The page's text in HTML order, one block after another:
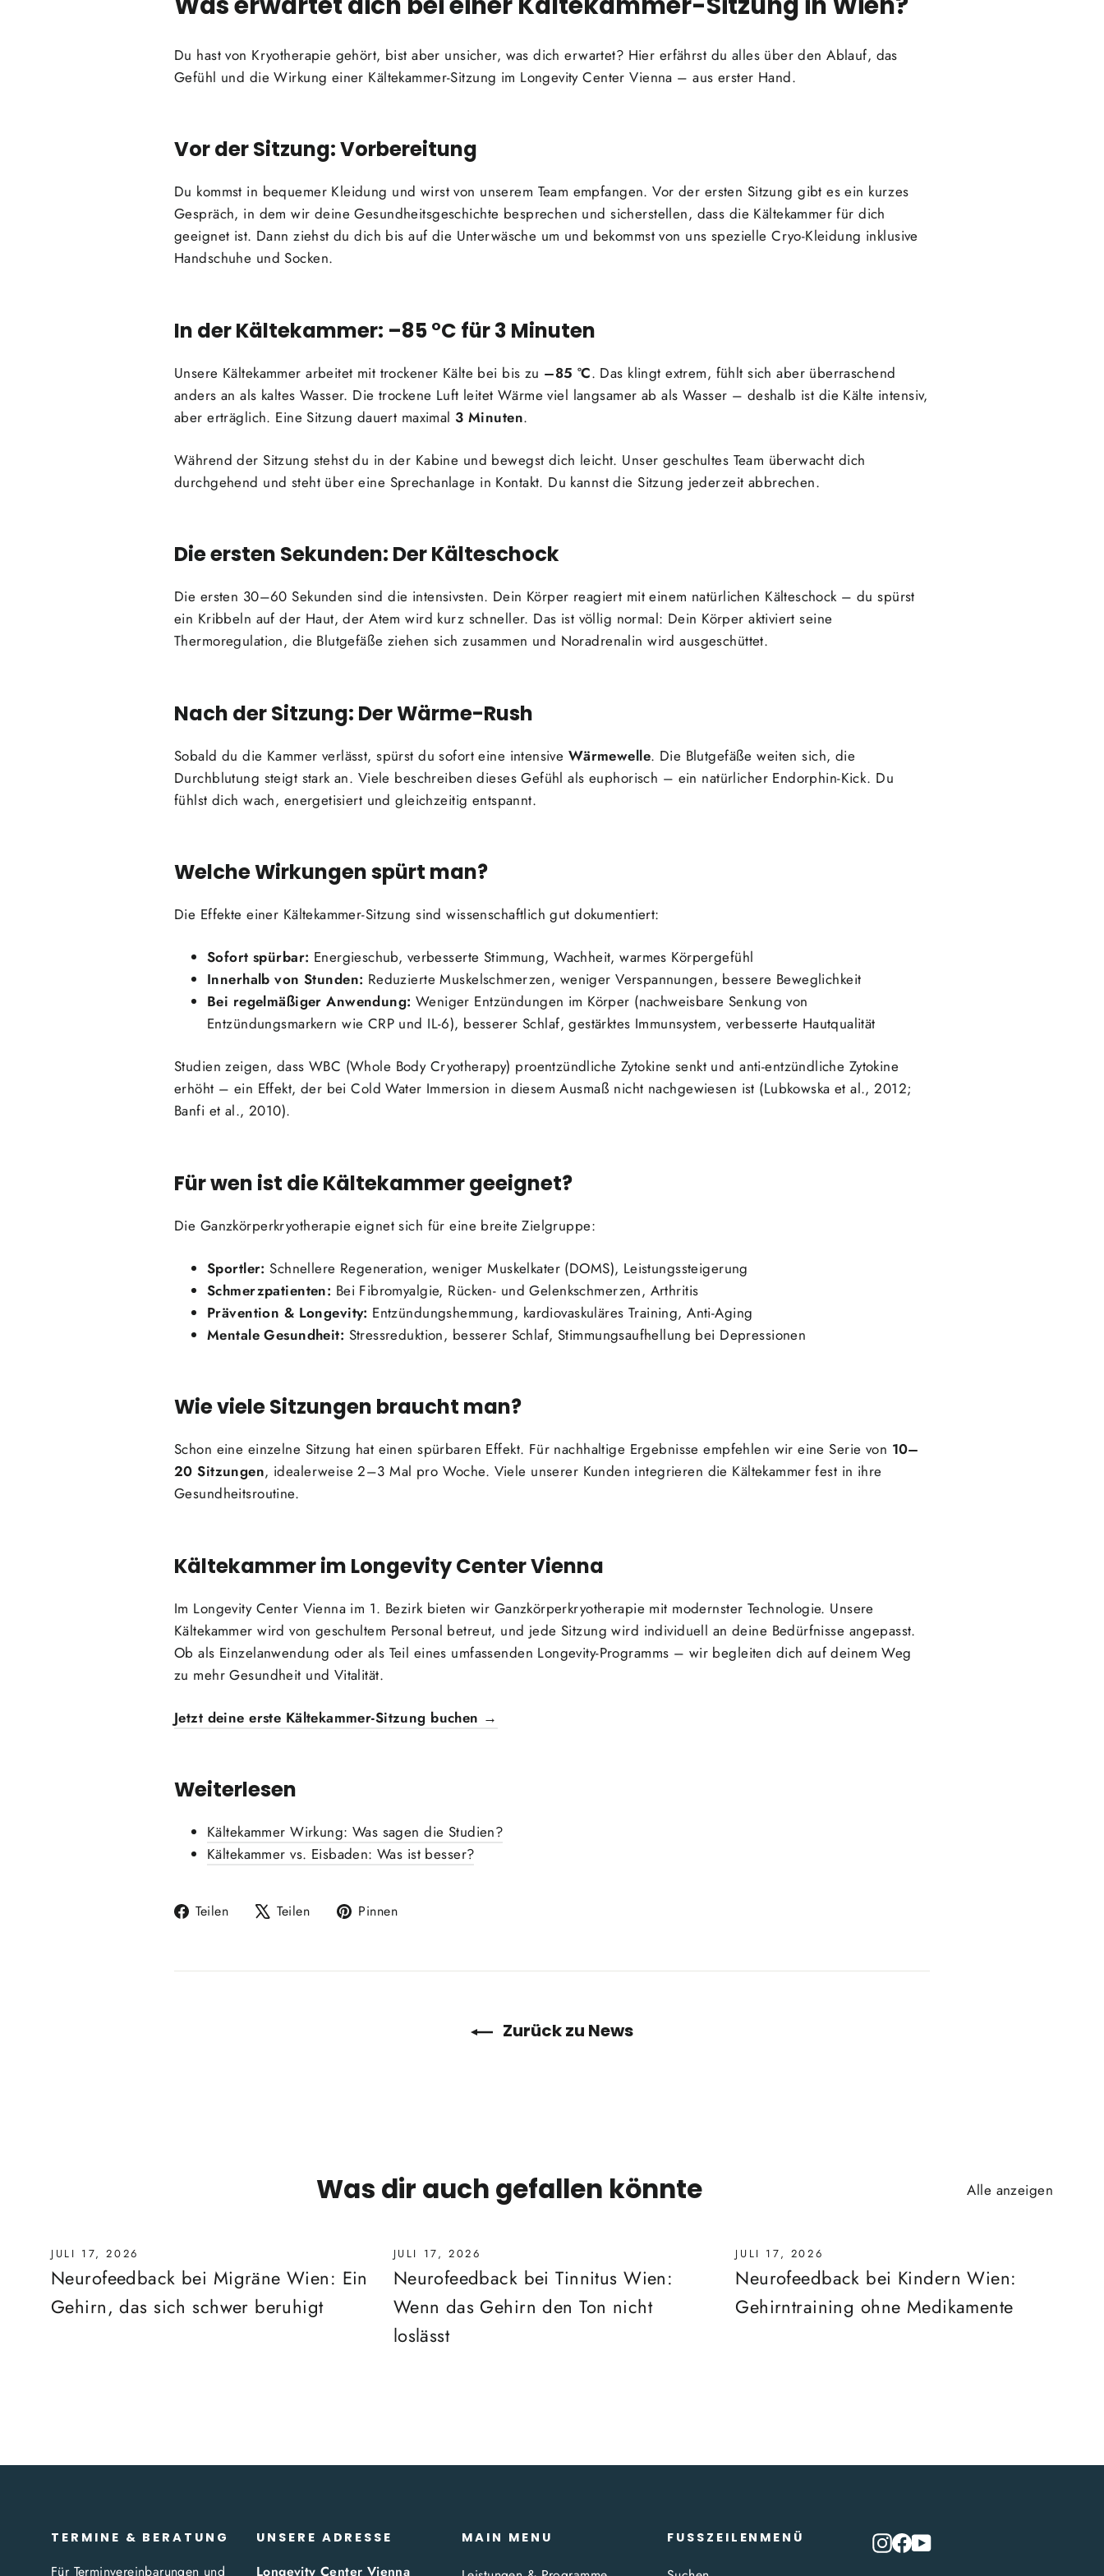
Du hast von Kryotherapie gehört, bist aber unsicher, was dich erwartet? Hier erfährst du alles über den Ablauf, das
Gefühl und die Wirkung einer Kältekammer-Sitzung im Longevity Center Vienna – aus erster Hand.
Vor der Sitzung: Vorbereitung
Du kommst in bequemer Kleidung und wirst von unserem Team empfangen. Vor der ersten Sitzung gibt es ein kurzes
Gespräch, in dem wir deine Gesundheitsgeschichte besprechen und sicherstellen, dass die Kältekammer für dich
geeignet ist. Dann ziehst du dich bis auf die Unterwäsche um und bekommst von uns spezielle Cryo-Kleidung inklusive
Handschuhe und Socken.
In der Kältekammer: –85 °C für 3 Minuten
Unsere Kältekammer arbeitet mit trockener Kälte bei bis zu –85 °C. Das klingt extrem, fühlt sich aber überraschend
anders an als kaltes Wasser. Die trockene Luft leitet Wärme viel langsamer ab als Wasser – deshalb ist die Kälte intensiv,
aber erträglich. Eine Sitzung dauert maximal 3 Minuten.
Während der Sitzung stehst du in der Kabine und bewegst dich leicht. Unser geschultes Team überwacht dich
durchgehend und steht über eine Sprechanlage in Kontakt. Du kannst die Sitzung jederzeit abbrechen.
Die ersten Sekunden: Der Kälteschock
Die ersten 30–60 Sekunden sind die intensivsten. Dein Körper reagiert mit einem natürlichen Kälteschock – du spürst
ein Kribbeln auf der Haut, der Atem wird kurz schneller. Das ist völlig normal: Dein Körper aktiviert seine
Thermoregulation, die Blutgefäße ziehen sich zusammen und Noradrenalin wird ausgeschüttet.
Nach der Sitzung: Der Wärme-Rush
Sobald du die Kammer verlässt, spürst du sofort eine intensive Wärmewelle. Die Blutgefäße weiten sich, die
Durchblutung steigt stark an. Viele beschreiben dieses Gefühl als euphorisch – ein natürlicher Endorphin-Kick. Du
fühlst dich wach, energetisiert und gleichzeitig entspannt.
Welche Wirkungen spürt man?
Die Effekte einer Kältekammer-Sitzung sind wissenschaftlich gut dokumentiert:
Sofort spürbar: Energieschub, verbesserte Stimmung, Wachheit, warmes Körpergefühl
Innerhalb von Stunden: Reduzierte Muskelschmerzen, weniger Verspannungen, bessere Beweglichkeit
Bei regelmäßiger Anwendung: Weniger Entzündungen im Körper (nachweisbare Senkung von
Entzündungsmarkern wie CRP und IL-6), besserer Schlaf, gestärktes Immunsystem, verbesserte Hautqualität
Studien zeigen, dass WBC (Whole Body Cryotherapy) proentzündliche Zytokine senkt und anti-entzündliche Zytokine
erhöht – ein Effekt, der bei Cold Water Immersion in diesem Ausmaß nicht nachgewiesen ist (Lubkowska et al., 2012;
Banfi et al., 2010).
Für wen ist die Kältekammer geeignet?
Die Ganzkörperkryotherapie eignet sich für eine breite Zielgruppe:
Sportler: Schnellere Regeneration, weniger Muskelkater (DOMS), Leistungssteigerung
Schmerzpatienten: Bei Fibromyalgie, Rücken- und Gelenkschmerzen, Arthritis
Prävention & Longevity: Entzündungshemmung, kardiovaskuläres Training, Anti-Aging
Mentale Gesundheit: Stressreduktion, besserer Schlaf, Stimmungsaufhellung bei Depressionen
Wie viele Sitzungen braucht man?
Schon eine einzelne Sitzung hat einen spürbaren Effekt. Für nachhaltige Ergebnisse empfehlen wir eine Serie von 10–
20 Sitzungen, idealerweise 2–3 Mal pro Woche. Viele unserer Kunden integrieren die Kältekammer fest in ihre
Gesundheitsroutine.
Kältekammer im Longevity Center Vienna
Im Longevity Center Vienna im 1. Bezirk bieten wir Ganzkörperkryotherapie mit modernster Technologie. Unsere
Kältekammer wird von geschultem Personal betreut, und jede Sitzung wird individuell an deine Bedürfnisse angepasst.
Ob als Einzelanwendung oder als Teil eines umfassenden Longevity-Programms – wir begleiten dich auf deinem Weg
zu mehr Gesundheit und Vitalität.
Jetzt deine erste Kältekammer-Sitzung buchen →
Weiterlesen
Kältekammer Wirkung: Was sagen die Studien?
Kältekammer vs. Eisbaden: Was ist besser?
Teilen
Auf
Teilen
Auf
Pinnen
Zurück zu News
Was dir auch gefallen könnte Alle anzeigen
JULI 17, 2026
Neurofeedback bei Migräne Wien: Ein
Gehirn, das sich schwer beruhigt
JULI 17, 2026
Neurofeedback bei Tinnitus Wien:
Wenn das Gehirn den Ton nicht
loslässt
JULI 17, 2026
Neurofeedback bei Kindern Wien:
Gehirntraining ohne Medikamente
TERMINE & BERATUNG
Für Terminvereinbarungen und
UNSERE ADRESSE
Longevity Center Vienna
MAIN MENU FUSSZEILENMENÜ Instagram
Facebook
YouTube